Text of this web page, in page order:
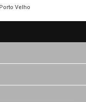
Velho